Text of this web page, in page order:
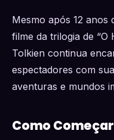
Mesmo após 12 anos
filme da trilogia de “O
Tolkien continua
espectadores com
aventuras e mundos
Como